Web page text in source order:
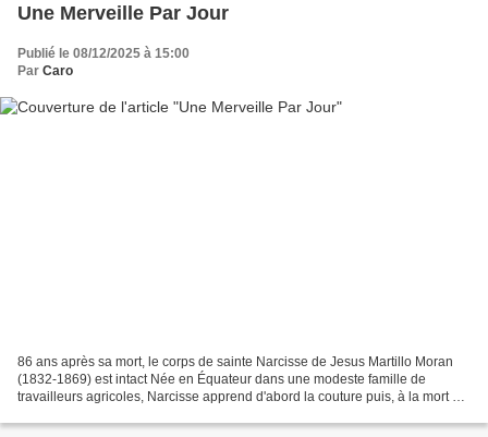
Une Merveille Par Jour
Publié le 08/12/2025 à 15:00
Par Caro
86 ans après sa mort, le corps de sainte Narcisse de Jesus Martillo Moran
(1832-1869) est intact Née en Équateur dans une modeste famille de
travailleurs agricoles, Narcisse apprend d'abord la couture puis, à la mort de